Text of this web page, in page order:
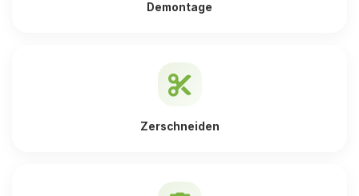
Demontage
Zerschneiden